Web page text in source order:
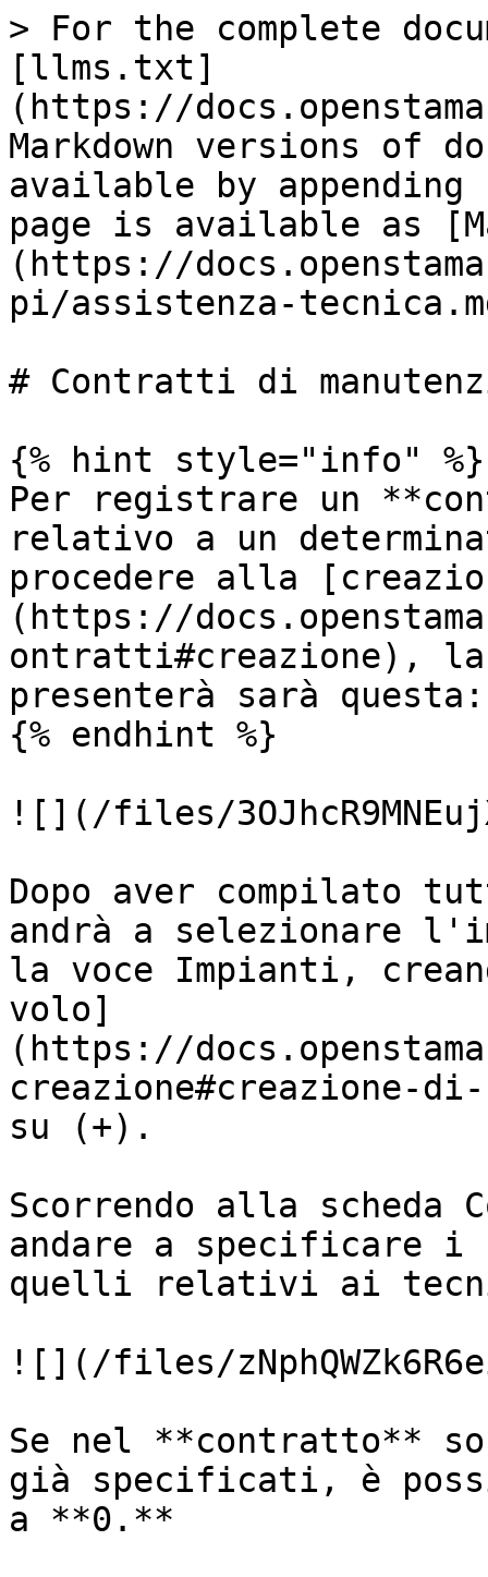
> For the complete
[llms.txt]
(https://
Markdown versions of
available by
page is available as
(https://
pi/assistenza-
# Contratti di
{% hint style="info" %}
Per registrare un
relativo a un
procedere alla
(https://
ontratti#creazione), la
presenterà sarà questa:
{% endhint %}
![](/files/
Dopo aver compilato
andrà a selezionare
la voce Impianti,
volo]
(https://
creazione#creazione-
su (+).
Scorrendo alla
andare a specificare
quelli relativi ai
![](/files/
Se nel **contratto**
già specificati, è
a **0.**